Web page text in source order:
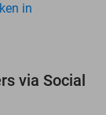
in
via Social